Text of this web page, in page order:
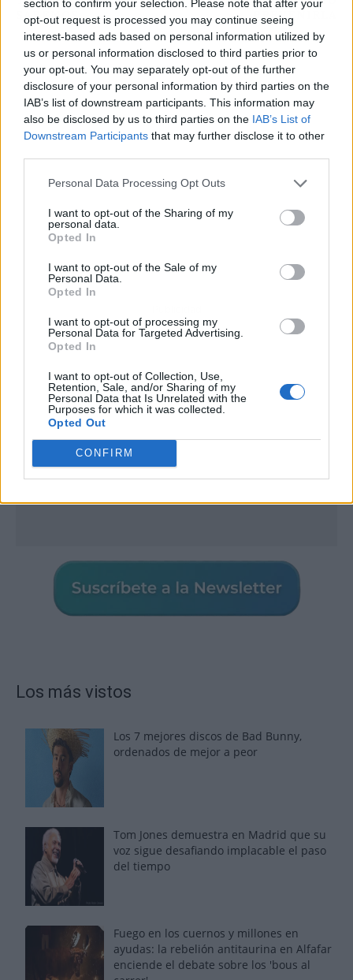
section to confirm your selection. Please note that after your
opt-out request is processed you may continue seeing
interest-based ads based on personal information utilized by
us or personal information disclosed to third parties prior to
your opt-out. You may separately opt-out of the further
disclosure of your personal information by third parties on the
IAB’s list of downstream participants. This information may
also be disclosed by us to third parties on the IAB’s List of
Downstream Participants that may further disclose it to other
Personal Data Processing Opt Outs
I want to opt-out of the Sharing of my
personal data.
Opted In
I want to opt-out of the Sale of my
Personal Data.
Opted In
I want to opt-out of processing my
Personal Data for Targeted Advertising.
Opted In
I want to opt-out of Collection, Use,
Retention, Sale, and/or Sharing of my
Personal Data that Is Unrelated with the
Purposes for which it was collected.
Opted Out
CONFIRM
SABEMOS
PREVENIRLA
Los más vistos
Los 7 mejores discos de Bad Bunny,
ordenados de mejor a peor
Tom Jones demuestra en Madrid que su
voz sigue desafiando implacable el paso
del tiempo
Fuego en los cuernos y millones en
ayudas: la rebelión antitaurina en Alfafar
enciende el debate sobre los 'bous al